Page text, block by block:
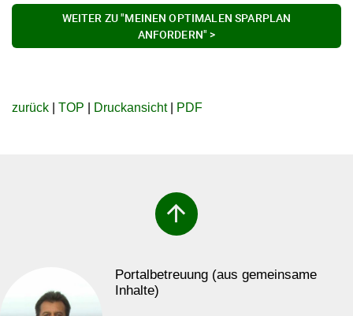
WEITER ZU "MEINEN OPTIMALEN SPARPLAN
ANFORDERN" >
zurück TOP Druckansicht| PDF
arrow_upward
Portalbetreuung (aus gemeinsame
Inhalte)